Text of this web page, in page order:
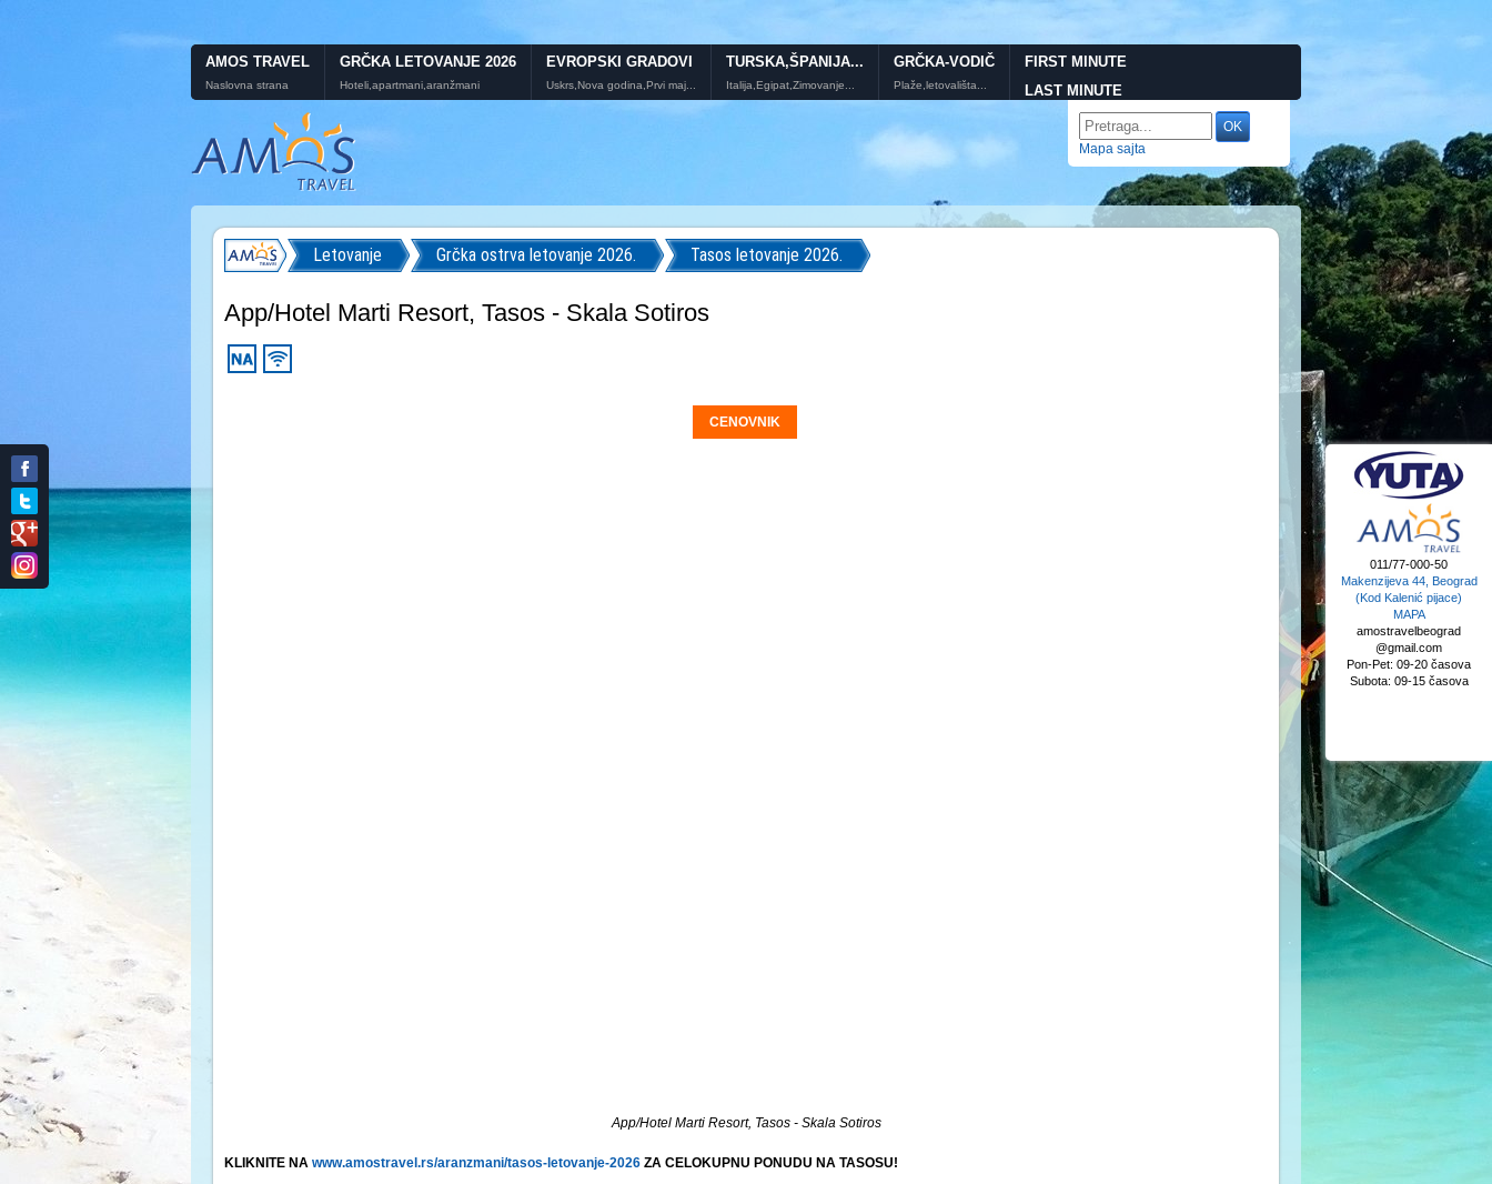
AMOS TRAVEL
Naslovna strana
GRČKA LETOVANJE 2026
Hoteli,apartmani,aranžmani
EVROPSKI GRADOVI
Uskrs,Nova godina,Prvi maj...
TURSKA,ŠPANIJA...
Italija,Egipat,Zimovanje...
GRČKA-VODIČ
Plaže,letovališta...
FIRST MINUTE
LAST MINUTE
Mapa sajta
Letovanje Grčka ostrva letovanje 2026. Tasos letovanje 2026.
App/Hotel Marti Resort, Tasos - Skala Sotiros
CENOVNIK
App/Hotel Marti Resort, Tasos - Skala Sotiros
KLIKNITE NA www.amostravel.rs/aranzmani/tasos-letovanje-2026 ZA CELOKUPNU PONUDU NA TASOSU!
011/77-000-50
Makenzijeva 44, Beograd
(Kod Kalenić pijace)
MAPA
amostravelbeograd
@gmail.com
Pon-Pet: 09-20 časova
Subota: 09-15 časova